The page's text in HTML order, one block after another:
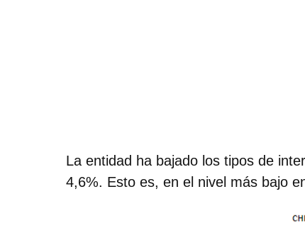
La entidad ha bajado los tipos de
4,6%. Esto es, en el nivel más bajo